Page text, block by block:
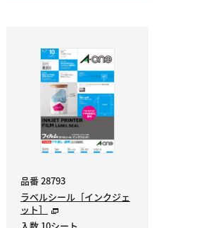
品番 28793
ラベルシール［インクジェ
ット］